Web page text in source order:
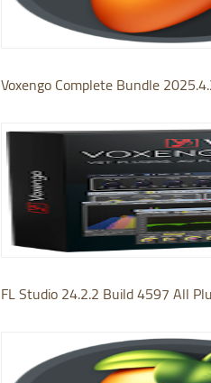
Voxengo Complete Bundle
FL Studio 24.2.2 Build 4597 All